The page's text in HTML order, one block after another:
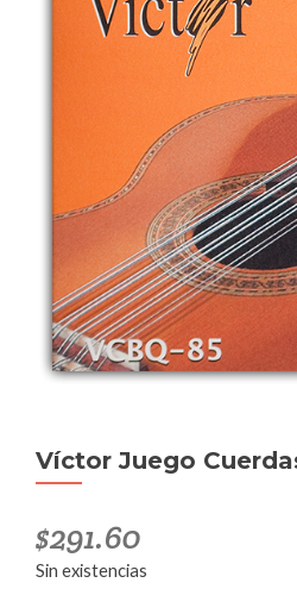
Víctor Juego
$291.60
Sin existencias